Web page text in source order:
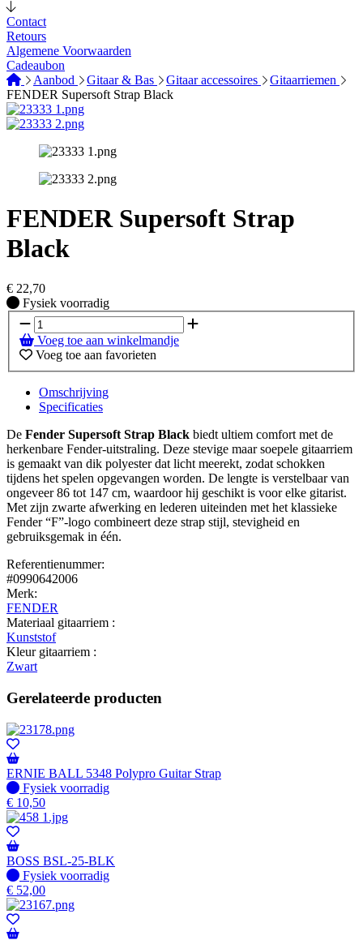
Contact
Retours
Algemene Voorwaarden
Cadeaubon
Aanbod
Gitaar & Bas Gitaar accessoires
Gitaarriemen
FENDER Supersoft Strap Black
FENDER Supersoft Strap
Black
€ 22,70
Fysiek voorradig
Fysiek voorradig
Voeg toe aan winkelmandje
Voeg toe aan favorieten
Omschrijving
Specificaties
De Fender Supersoft Strap Black biedt ultiem comfort met de
herkenbare Fender-uitstraling. Deze stevige maar soepele gitaarriem
is gemaakt van dik polyester dat licht meerekt, zodat schokken
tijdens het spelen opgevangen worden. De lengte is verstelbaar van
ongeveer 86 tot 147 cm, waardoor hij geschikt is voor elke gitarist.
Met zijn zwarte afwerking en lederen uiteinden met het klassieke
Fender “F”-logo combineert deze strap stijl, stevigheid en
gebruiksgemak in één.
Referentienummer:
#0990642006
Merk:
FENDER
Materiaal gitaarriem :
Kunststof
Kleur gitaarriem :
Zwart
Gerelateerde producten
ERNIE BALL 5348 Polypro Guitar Strap
Fysiek voorradig
Fysiek voorradig
€ 10,50
BOSS BSL-25-BLK
Fysiek voorradig
Fysiek voorradig
€ 52,00